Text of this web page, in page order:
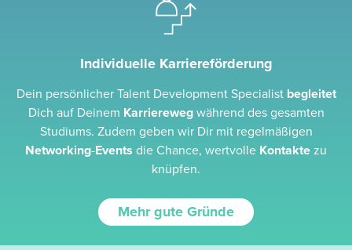
Individuelle Karriereförderung
Dein persönlicher Talent Development Specialist begleitet
Dich auf Deinem Karrierewegwährend des gesamten
Studiums. Zudem geben wir Dir mit regelmäßigen
Networking-Events die Chance, wertvolle Kontakte zu
knüpfen.
Mehr gute Gründe